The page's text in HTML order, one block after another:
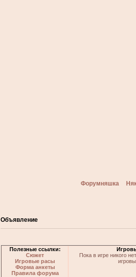
Форумняшка
Объявление
Полезные ссылки:
Сюжет
Игровые расы
Форма анкеты
Правила форума
Пока в игре никого